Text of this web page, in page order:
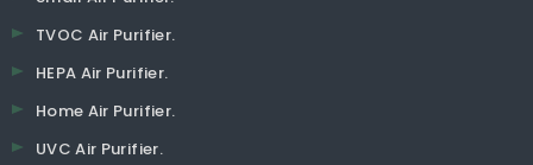
TVOC Air Purifier.
HEPA Air Purifier.
Home Air Purifier.
UVC Air Purifier.